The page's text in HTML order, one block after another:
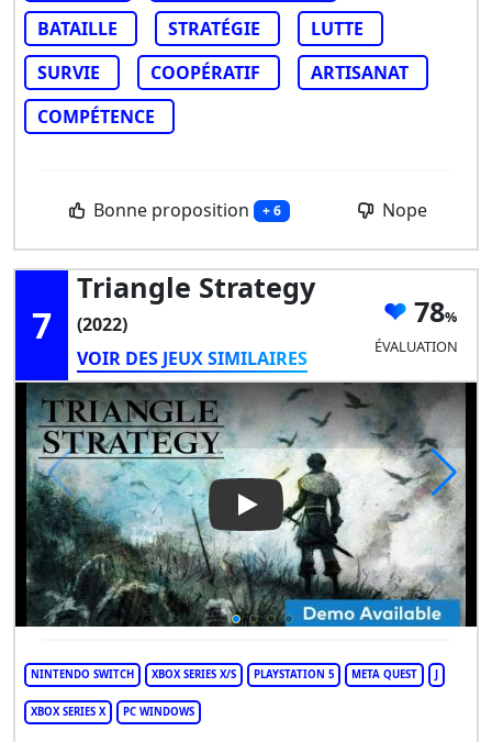
BATAILLE
STRATÉGIE
LUTTE
SURVIE
COOPÉRATIF
ARTISANAT
COMPÉTENCE
Bonne proposition + 6 Nope
7
Triangle Strategy
(2022)
VOIR DES JEUX SIMILAIRES
78
ÉVALUATION
Play Video: Triangle Strategy
NINTENDO SWITCH XBOX SERIES X/S PLAYSTATION 5 META QUEST
XBOX SERIES X PC WINDOWS